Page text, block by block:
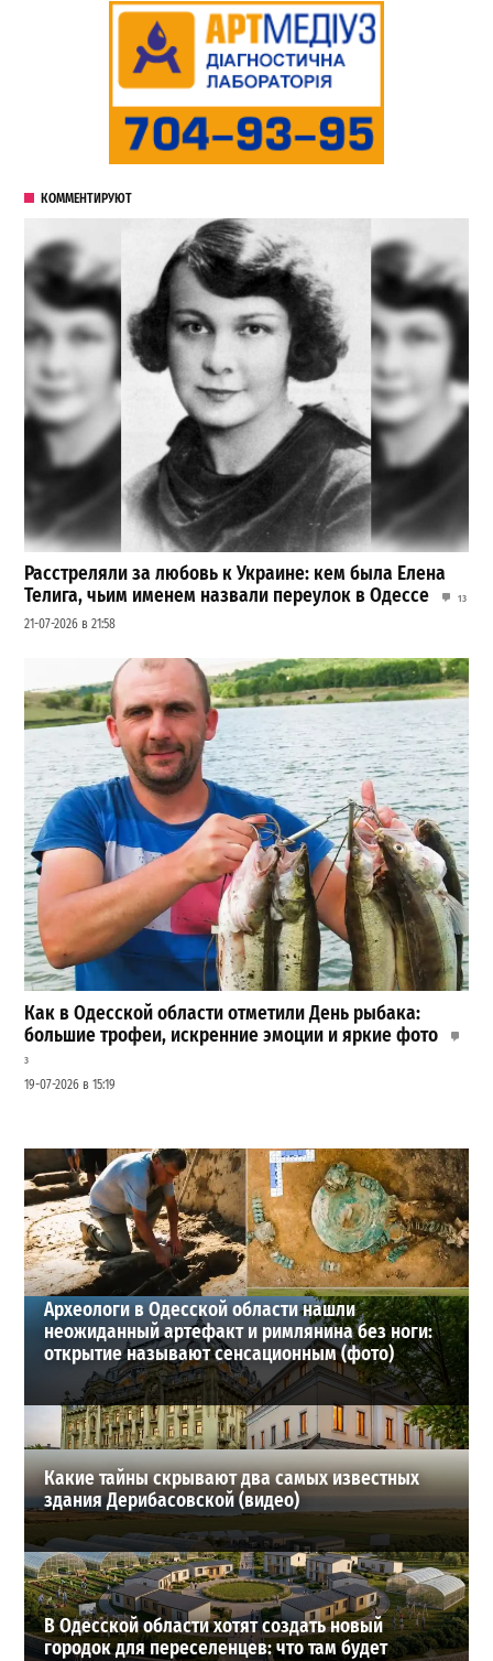
КОММЕНТИРУЮТ
Расстреляли за любовь к Украине: кем была Елена
Телига, чьим именем назвали переулок в Одессе
13
21-07-2026 в 21:58
Как в Одесской области отметили День рыбака:
большие трофеи, искренние эмоции и яркие фото
3
19-07-2026 в 15:19
Шезлонги, бунгало и VIP-зоны: сколько придется
заплатить за отдых в Аркадии
21-07-2026 в 19:23
ВИБОР РЕДАКЦИИ
Археологи в Одесской области нашли
неожиданный артефакт и римлянина без ноги:
открытие называют сенсационным (фото)
Какие тайны скрывают два самых известных
здания Дерибасовской (видео)
В Одесской области хотят создать новый
городок для переселенцев: что там будет